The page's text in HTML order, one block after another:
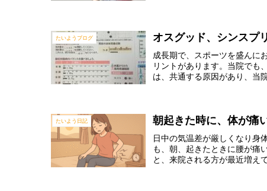
たいようブログ オスグッド、シンスプ
成長期で、スポーツを盛んに
リントがあります。当院でも
は、共通する原因があり、当
たいよう日記 朝起きた時に、体が痛
日中の気温差が厳しくなり身
も、朝、起きたときに腰が痛
と、来院される方が最近増え